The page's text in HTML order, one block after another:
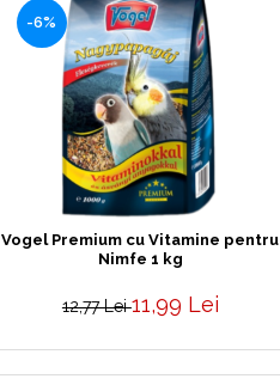
-6%
Vogel Premium cu Vitamine pentru
Nimfe 1 kg
12,77 Lei11,99 Lei